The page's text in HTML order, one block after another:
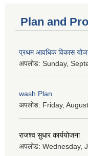
Plan and
प्रथम आवधिक विकास
अपलोड: Sunday,
wash Plan
अपलोड: Friday,
राजश्व सुधार कार्ययोजना
अपलोड: Wednesday,